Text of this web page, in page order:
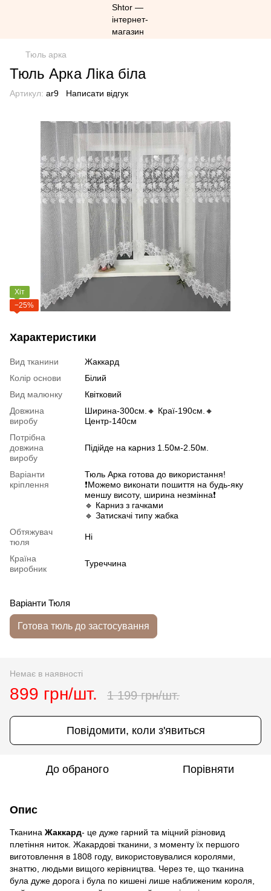
Тюль арка
Тюль Арка Ліка біла
Артикул: ar9 Написати відгук
Хіт
−25%
Характеристики
Вид тканини
Жаккард
Колір основи
Білий
Вид малюнку
Квітковий
Довжина
виробу
Ширина-300см.🔸 Краї-190см.🔸
Центр-140см
Потрібна
довжина
виробу
Підійде на карниз 1.50м-2.50м.
Варіанти
кріплення
Тюль Арка готова до використання!
❗️Можемо виконати пошиття на будь-яку
меншу висоту, ширина незмінна❗️
🔹 Карниз з гачками
🔹 Затискачі типу жабка
Обтяжувач
тюля
Ні
Країна
виробник
Туреччина
Варіанти Тюля
Готова тюль до застосування
Немає в наявності
899 грн/шт. 1 199 грн/шт.
Повідомити, коли з'явиться
До обраного Порівняти
Опис
Тканина Жаккард- це дуже гарний та міцний різновид
плетіння ниток. Жакардові тканини, з моменту їх першого
виготовлення в 1808 году, використовувалися королями,
знаттю, людьми вищого керівництва. Через те, що тканина
була дуже дорога і була по кишені лише наближеним короля,